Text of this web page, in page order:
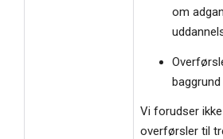
om
Vi forudser
overførsler til